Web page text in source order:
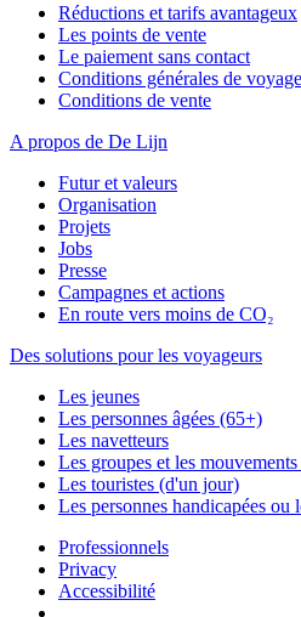
Réductions et tarifs avantageux
Les points de vente
Le paiement sans contact
Conditions générales de voyage
Conditions de vente
A propos de De Lijn
Futur et valeurs
Organisation
Projets
Jobs
Presse
Campagnes et actions
En route vers moins de CO₂
Des solutions pour les voyageurs
Les jeunes
Les personnes âgées (65+)
Les navetteurs
Les groupes et les mouvements
Les touristes (d'un jour)
Les personnes handicapées ou
Professionnels
Privacy
Accessibilité